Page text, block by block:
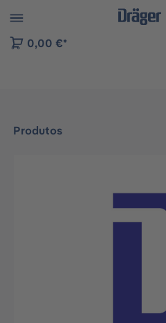
to B2B platform navigation
0,00 €*
Produtos
Ignorar galeria de imagens